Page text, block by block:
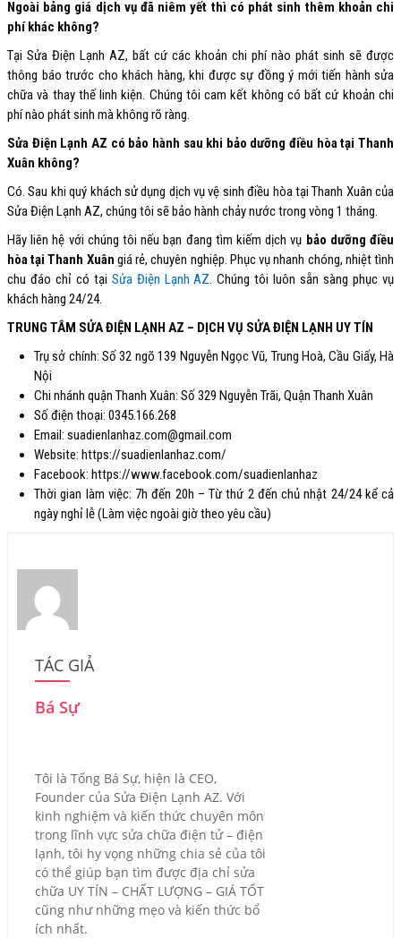
Ngoài bảng giá dịch vụ đã niêm yết thì có phát sinh thêm khoản chi
phí khác không?
Tại Sửa Điện Lạnh AZ, bất cứ các khoản chi phí nào phát sinh sẽ được
thông báo trước cho khách hàng, khi được sự đồng ý mới tiến hành sửa
chữa và thay thế linh kiện. Chúng tôi cam kết không có bất cứ khoản chi
phí nào phát sinh mà không rõ ràng.
Sửa Điện Lạnh AZ có bảo hành sau khi bảo dưỡng điều hòa tại Thanh
Xuân không?
Có. Sau khi quý khách sử dụng dịch vụ vệ sinh điều hòa tại Thanh Xuân của
Sửa Điện Lạnh AZ, chúng tôi sẽ bảo hành chảy nước trong vòng 1 tháng.
Hãy liên hệ với chúng tôi nếu bạn đang tìm kiếm dịch vụ bảo dưỡng điều
hòa tại Thanh Xuân giá rẻ, chuyên nghiệp. Phục vụ nhanh chóng, nhiệt tình
chu đáo chỉ có tại Sửa Điện Lạnh AZ. Chúng tôi luôn sẵn sàng phục vụ
khách hàng 24/24.
TRUNG TÂM SỬA ĐIỆN LẠNH AZ – DỊCH VỤ SỬA ĐIỆN LẠNH UY TÍN
Trụ sở chính: Số 32 ngõ 139 Nguyễn Ngọc Vũ, Trung Hoà, Cầu Giấy, Hà
Nội
Chi nhánh quận Thanh Xuân: Số 329 Nguyễn Trãi, Quận Thanh Xuân
Số điện thoại: 0345.166.268
Email: suadienlanhaz.com@gmail.com
Website: https://suadienlanhaz.com/
Facebook: https://www.facebook.com/suadienlanhaz
Thời gian làm việc: 7h đến 20h – Từ thứ 2 đến chủ nhật 24/24 kể cả
ngày nghỉ lễ (Làm việc ngoài giờ theo yêu cầu)
TÁC GIẢ
Bá Sự
Tôi là Tống Bá Sự, hiện là CEO,
Founder của Sửa Điện Lạnh AZ. Với
kinh nghiệm và kiến thức chuyên môn
trong lĩnh vực sửa chữa điện tử – điện
lạnh, tôi hy vọng những chia sẻ của tôi
có thể giúp bạn tìm được địa chỉ sửa
chữa UY TÍN – CHẤT LƯỢNG – GIÁ TỐT
cũng như những mẹo và kiến thức bổ
ích nhất.